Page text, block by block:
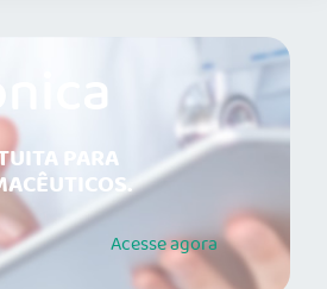
PARA
Acesseagora